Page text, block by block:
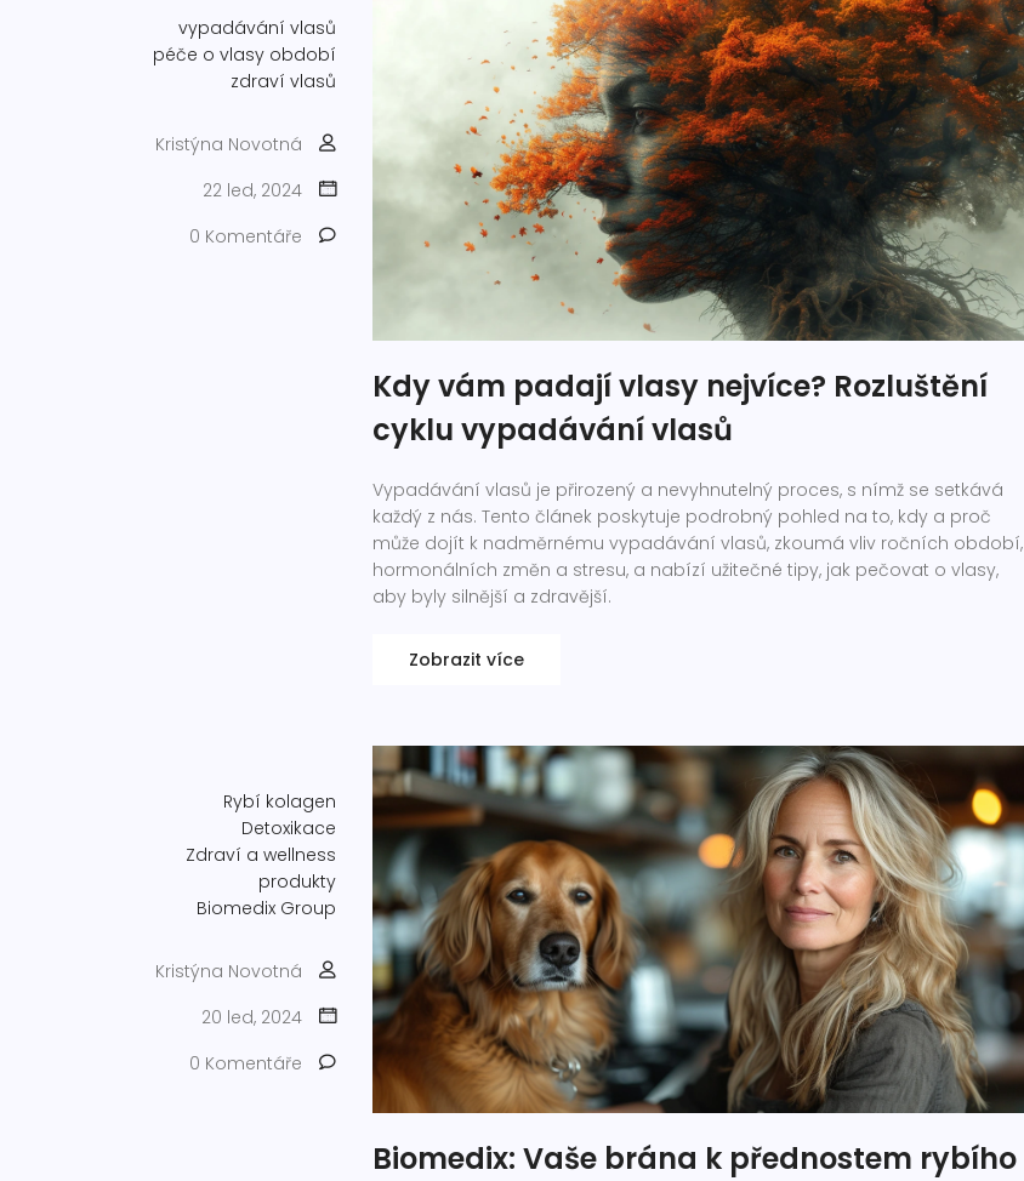
vypadávání vlasů
péče o vlasy období
zdraví vlasů
Kristýna Novotná
22 led, 2024
0 Komentáře
Kdy vám padají vlasy nejvíce? Rozluštění
cyklu vypadávání vlasů
Vypadávání vlasů je přirozený a nevyhnutelný proces, s nímž se setkává
každý z nás. Tento článek poskytuje podrobný pohled na to, kdy a proč
může dojít k nadměrnému vypadávání vlasů, zkoumá vliv ročních období,
hormonálních změn a stresu, a nabízí užitečné tipy, jak pečovat o vlasy,
aby byly silnější a zdravější.
Zobrazit více
Rybí kolagen
Detoxikace
Zdraví a wellness
produkty
Biomedix Group
Kristýna Novotná
20 led, 2024
0 Komentáře
Biomedix: Vaše brána k přednostem rybího